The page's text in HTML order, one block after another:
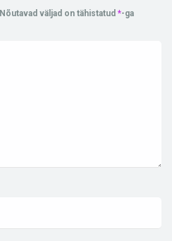
Nõutavad väljad on tähistatud *-ga